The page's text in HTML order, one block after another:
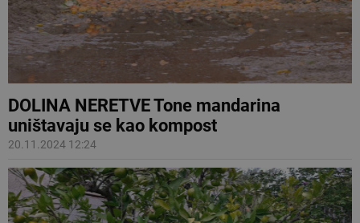
DOLINA NERETVE Tone mandarina
uništavaju se kao kompost
20.11.2024 12:24